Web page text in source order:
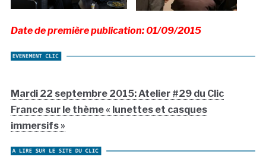
Date de première publication: 01/09/2015
Mardi 22 septembre 2015: Atelier #29 du Clic
France sur le thème « lunettes et casques
immersifs »